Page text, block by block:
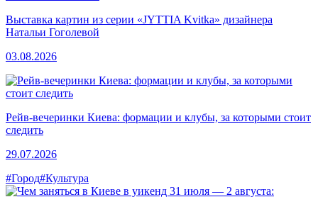
Выставка картин из серии «JYTTIA Kvitka» дизайнера
Натальи Гоголевой
03.08.2026
Рейв-вечеринки Киева: формации и клубы, за которыми стоит
следить
29.07.2026
#Город#Культура